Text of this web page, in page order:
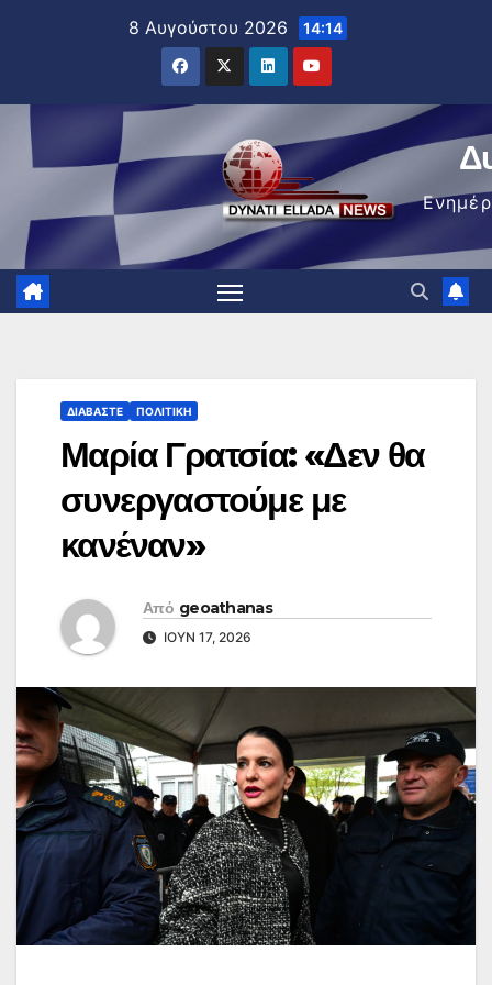
8 Αυγούστου 2026 14:14
ΔΙΑΒΆΣΤΕ ΠΟΛΙΤΙΚΉ
Μαρία Γρατσία: «Δεν θα
συνεργαστούμε με
κανέναν»
Από geoathanas
ΙΟΎΝ 17, 2026